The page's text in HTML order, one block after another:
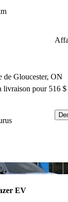
de Gloucester, ON
livraison pour 516 $
EV